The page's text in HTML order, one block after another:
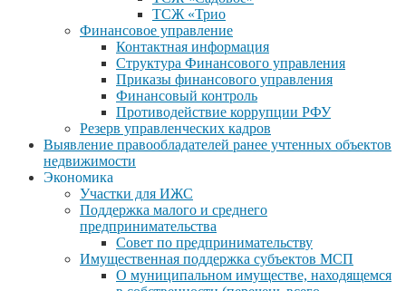
ТСЖ «Трио
Финансовое управление
Контактная информация
Структура Финансового управления
Приказы финансового управления
Финансовый контроль
Противодействие коррупции РФУ
Резерв управленческих кадров
Выявление правообладателей ранее учтенных объектов
недвижимости
Экономика
Участки для ИЖС
Поддержка малого и среднего
предпринимательства
Совет по предпринимательству
Имущественная поддержка субъектов МСП
О муниципальном имуществе, находящемся